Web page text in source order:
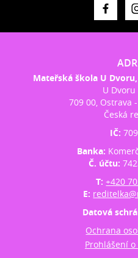
Mateřská škola U
U
709 00, Ostrava
Česká
IČ:
Banka:
Č. účtu:
T:+420
E:
Datová
Ochrana
Prohlášení